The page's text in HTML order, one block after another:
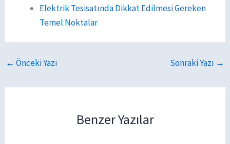
Elektrik Tesisatında Dikkat Edilmesi Gereken
Temel Noktalar
← Önceki Yazı Sonraki Yazı →
Benzer Yazılar